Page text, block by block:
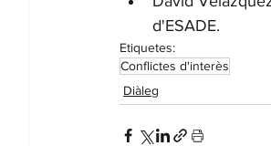
d'ESADE.
Etiquetes:
Conflictes d'interès
Diàleg